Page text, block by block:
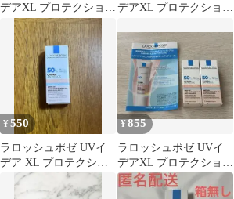
デアXL プロテクション
トーンアップ ティント
5本
デアXL プロテクション
¥550
ラロッシュポゼ UVイ
デア XL プロテクショ
ントーンアップ ローズ
+ 3ml
¥855
ラロッシュポゼ UVイ
デアXL プロテクション
トーンアップ ローズ サ